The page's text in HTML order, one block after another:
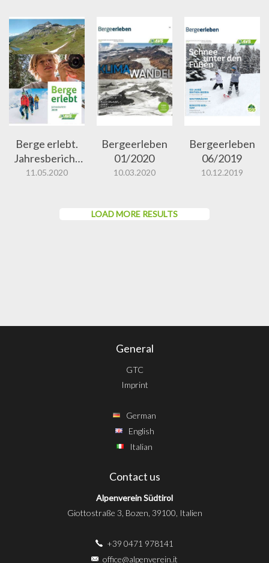
Berge erlebt.
Jahresbericht
2019
11.05.2020
Bergeerleben
01/2020
10.03.2020
Bergeerleben
06/2019
10.12.2019
LOAD MORE RESULTS
General
GTC
Imprint
German
English
Italian
Contact us
Alpenverein Südtirol
Giottostraße 3, Bozen, 39100, Italien
+39 0471 978141
office@alpenverein.it